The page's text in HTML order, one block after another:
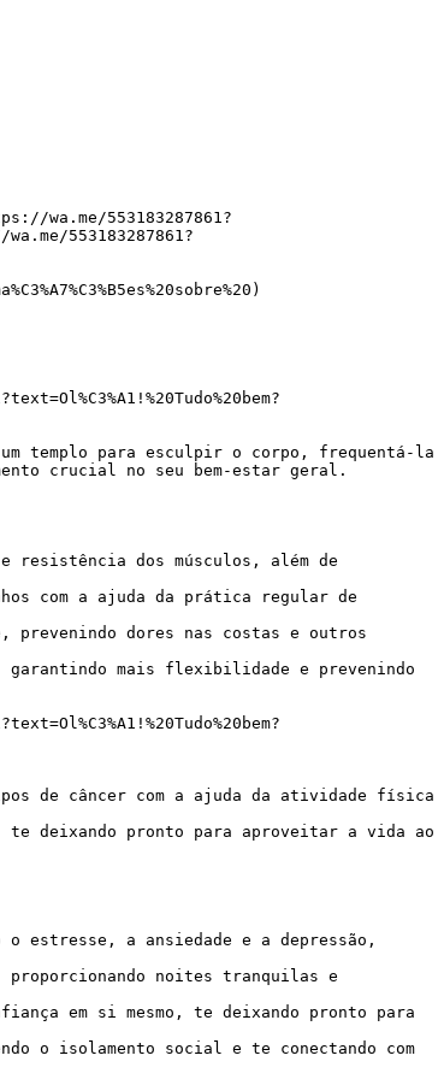
wa.me/553183287861?
wa.me/553183287861?
crucial no seu bem-estar geral.
resistência dos músculos, além de
com a ajuda da prática regular de
prevenindo dores nas costas e outros
garantindo mais flexibilidade e prevenindo
de câncer com a ajuda da atividade física
te deixando pronto para aproveitar a vida ao
estresse, a ansiedade e a depressão,
noites tranquilas e
em si mesmo, te deixando pronto para
o isolamento social e te conectando com